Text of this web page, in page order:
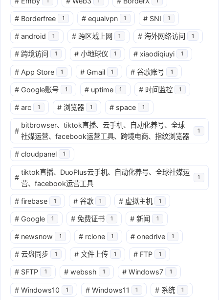
# Borderfree 1 # equalvpn 1 # SNI 1
# android 1 # 跨区域上网 1 # 海外网络访问 1
# 跨境访问 1 # 小地球仪 1 # xiaodiqiuyi 1
# App Store 1 # Gmail 1 # 谷歌账号 1
# Google账号 1 # uptime 1 # 时间监控 1
# arc 1 # 浏览器 1 # space 1
#
bitbrowser、tiktok直播、云手机、自动化养号、全球
社媒运营、facebook运营工具、跨境电商、指纹浏览器
1
# cloudpanel 1
#
tiktok直播、DuoPlus云手机、自动化养号、全球社媒运
营、facebook运营工具
1
# firebase 1 # 谷歌 1 # 虚拟主机 1
# Google 1 # 免费证书 1 # 新闻 1
# newsnow 1 # rclone 1 # onedrive 1
# 云盘同步 1 # 文件上传 1 # FTP 1
# SFTP 1 # webssh 1 # Windows7 1
# Windows10 1 # Windows11 1 # 系统 1